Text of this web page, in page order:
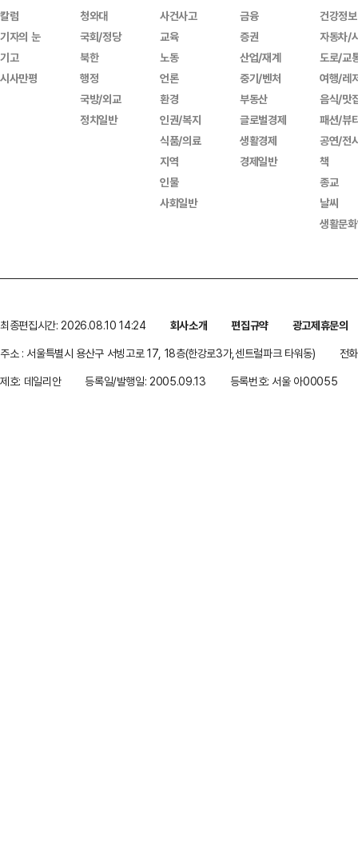
칼럼
기자의 눈
기고
시사만평
청와대
국회/정당
북한
행정
국방/외교
정치일반
사건사고
교육
노동
언론
환경
인권/복지
식품/의료
지역
인물
사회일반
금융
증권
산업/재계
중기/벤처
부동산
글로벌경제
생활경제
경제일반
건강정보
자동차/
도로/교
여행/레
음식/맛
패션/뷰
공연/전
책
종교
날씨
생활문
최종편집시간: 2026.08.10 14:24 회사소개 편집규약
광고제휴문의
주소 : 서울특별시 용산구 서빙고로 17, 18층(한강로3가,센트럴파크 타워동)
전
제호: 데일리안
등록일/발행일: 2005.09.13 등록번호: 서울 아00055